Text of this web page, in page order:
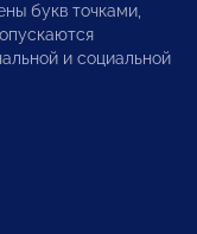
букв точками,
и социальной